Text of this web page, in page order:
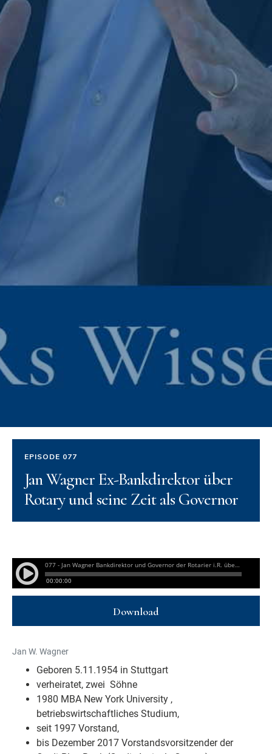
EPISODE 077
Jan Wagner Ex-Bankdirektor über
Rotary und seine Zeit als Governor
Download
Jan W. Wagner
Geboren 5.11.1954 in Stuttgart
verheiratet, zwei Söhne
1980 MBA New York University ,
betriebswirtschaftliches Studium,
seit 1997 Vorstand,
bis Dezember 2017 Vorstandsvorsitzender der